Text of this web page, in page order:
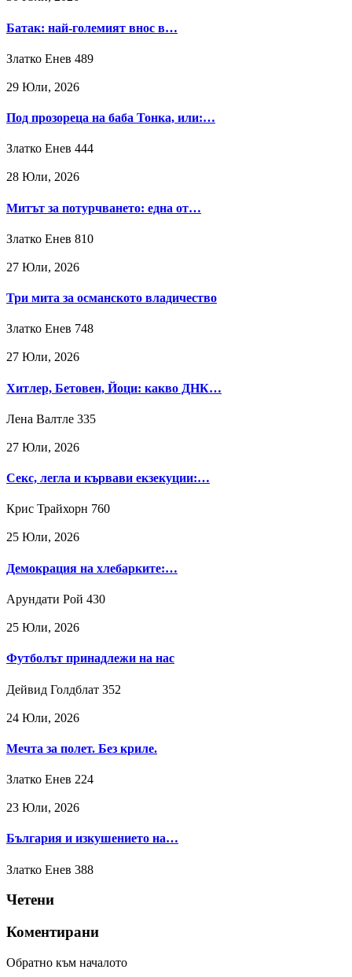
Батак: най-големият внос в…
Златко Енев 489
29 Юли, 2026
Под прозореца на баба Тонка, или:…
Златко Енев 444
28 Юли, 2026
Митът за потурчването: една от…
Златко Енев 810
27 Юли, 2026
Три мита за османското владичество
Златко Енев 748
27 Юли, 2026
Хитлер, Бетовен, Йоци: какво ДНК…
Лена Валтле 335
27 Юли, 2026
Секс, легла и кървави екзекуции:…
Крис Трайхорн 760
25 Юли, 2026
Демокрация на хлебарките:…
Арундати Рой 430
25 Юли, 2026
Футболът принадлежи на нас
Дейвид Голдблат 352
24 Юли, 2026
Мечта за полет. Без криле.
Златко Енев 224
23 Юли, 2026
България и изкушението на…
Златко Енев 388
Четени
Коментирани
Обратно към началото